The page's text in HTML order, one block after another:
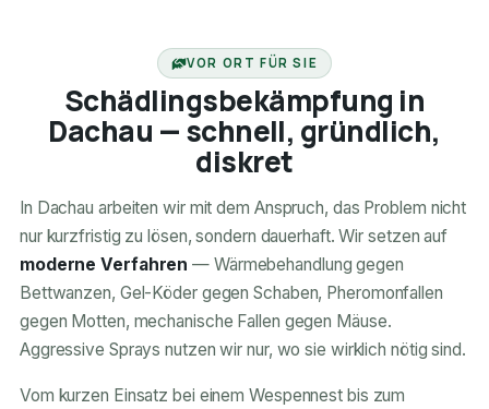
VOR ORT FÜR SIE
Schädlingsbekämpfung in
Dachau — schnell, gründlich,
diskret
In Dachau arbeiten wir mit dem Anspruch, das Problem nicht
nur kurzfristig zu lösen, sondern dauerhaft. Wir setzen auf
moderne Verfahren — Wärmebehandlung gegen
Bettwanzen, Gel-Köder gegen Schaben, Pheromonfallen
gegen Motten, mechanische Fallen gegen Mäuse.
Aggressive Sprays nutzen wir nur, wo sie wirklich nötig sind.
Vom kurzen Einsatz bei einem Wespennest bis zum